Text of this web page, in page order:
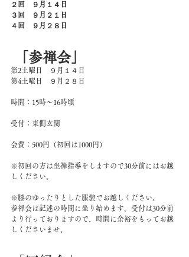
２回　９月１４日
３回　９月２１日
４回　９月２８日
「参禅会」
第2土曜日　９月１４日
第4土曜日　９月２８日
時間：15時～16時頃
受付：東側玄関
会費：500円（初回は1000円）
※初回の方は坐禅指導をしますので30分前にはお越
しください。
※膝のゆったりとした服装でお越しください。
参禅会は記述の時間に坐り始めます。受付は30分前
より行っておりますので、時間に余裕をもってお越
しくださいませ。